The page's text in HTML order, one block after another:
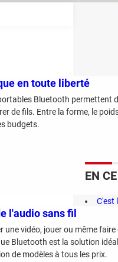
en toute liberté
Bluetooth permettent
de fils. Entre la forme, le
budgets.
l'audio sans fil
une vidéo, jouer ou même
Bluetooth est la solution
de modèles à tous les prix.
EN
C'est
Ce
être